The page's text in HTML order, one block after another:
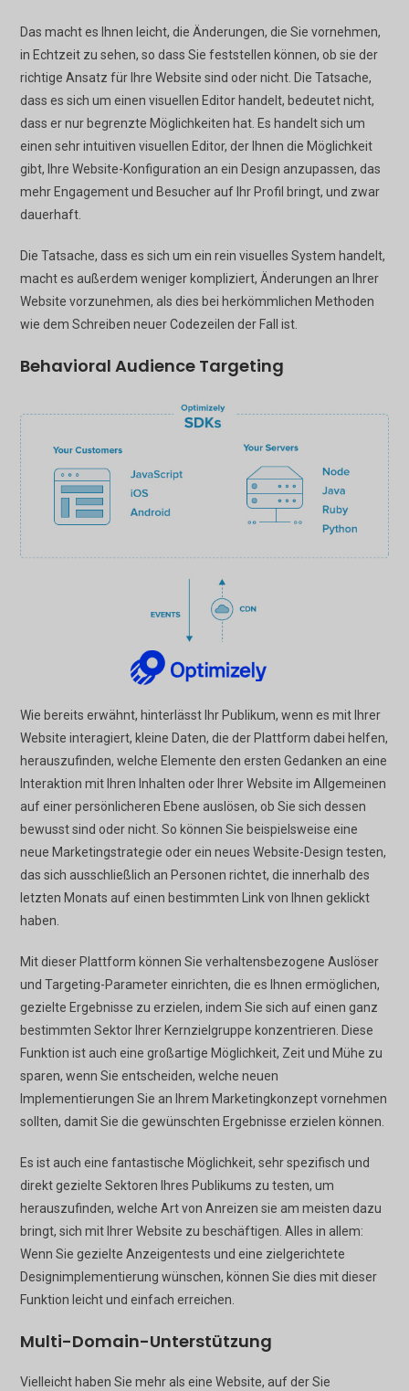
Das macht es Ihnen leicht, die Änderungen, die Sie vornehmen,
in Echtzeit zu sehen, so dass Sie feststellen können, ob sie der
richtige Ansatz für Ihre Website sind oder nicht. Die Tatsache,
dass es sich um einen visuellen Editor handelt, bedeutet nicht,
dass er nur begrenzte Möglichkeiten hat. Es handelt sich um
einen sehr intuitiven visuellen Editor, der Ihnen die Möglichkeit
gibt, Ihre Website-Konfiguration an ein Design anzupassen, das
mehr Engagement und Besucher auf Ihr Profil bringt, und zwar
dauerhaft.
Die Tatsache, dass es sich um ein rein visuelles System handelt,
macht es außerdem weniger kompliziert, Änderungen an Ihrer
Website vorzunehmen, als dies bei herkömmlichen Methoden
wie dem Schreiben neuer Codezeilen der Fall ist.
Behavioral Audience Targeting
Wie bereits erwähnt, hinterlässt Ihr Publikum, wenn es mit Ihrer
Website interagiert, kleine Daten, die der Plattform dabei helfen,
herauszufinden, welche Elemente den ersten Gedanken an eine
Interaktion mit Ihren Inhalten oder Ihrer Website im Allgemeinen
auf einer persönlicheren Ebene auslösen, ob Sie sich dessen
bewusst sind oder nicht. So können Sie beispielsweise eine
neue Marketingstrategie oder ein neues Website-Design testen,
das sich ausschließlich an Personen richtet, die innerhalb des
letzten Monats auf einen bestimmten Link von Ihnen geklickt
haben.
Mit dieser Plattform können Sie verhaltensbezogene Auslöser
und Targeting-Parameter einrichten, die es Ihnen ermöglichen,
gezielte Ergebnisse zu erzielen, indem Sie sich auf einen ganz
bestimmten Sektor Ihrer Kernzielgruppe konzentrieren. Diese
Funktion ist auch eine großartige Möglichkeit, Zeit und Mühe zu
sparen, wenn Sie entscheiden, welche neuen
Implementierungen Sie an Ihrem Marketingkonzept vornehmen
sollten, damit Sie die gewünschten Ergebnisse erzielen können.
Es ist auch eine fantastische Möglichkeit, sehr spezifisch und
direkt gezielte Sektoren Ihres Publikums zu testen, um
herauszufinden, welche Art von Anreizen sie am meisten dazu
bringt, sich mit Ihrer Website zu beschäftigen. Alles in allem:
Wenn Sie gezielte Anzeigentests und eine zielgerichtete
Designimplementierung wünschen, können Sie dies mit dieser
Funktion leicht und einfach erreichen.
Multi-Domain-Unterstützung
Vielleicht haben Sie mehr als eine Website, auf der Sie